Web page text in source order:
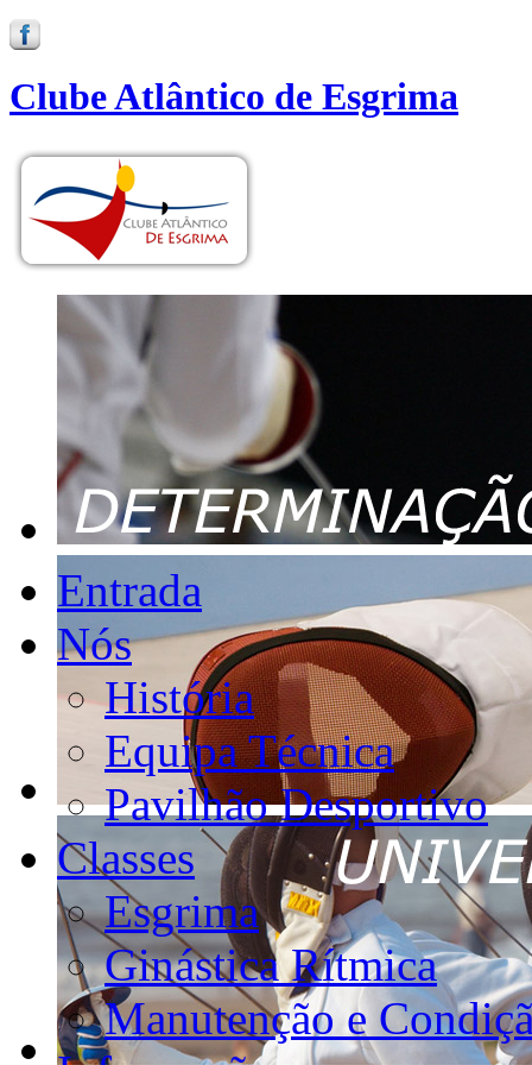
Clube Atlântico de Esgrima
Entrada
Nós
História
Equipa Técnica
Pavilhão Desportivo
Classes
Esgrima
Ginástica Rítmica
Manutenção e